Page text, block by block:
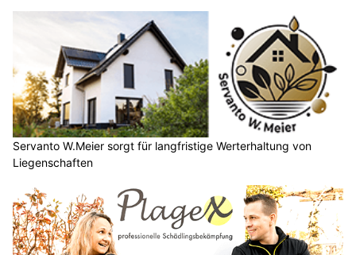
Servanto W.Meier sorgt für langfristige Werterhaltung von
Liegenschaften